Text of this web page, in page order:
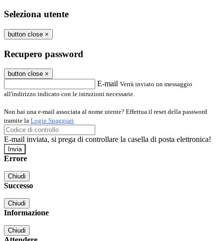
Seleziona utente
button close ×
Recupero password
button close ×
E-mail Verrà inviato un messaggio
all'indirizzo indicato con le istruzioni necessarie.
Non hai una e-mail associata al nome utente? Effettua il reset della password
tramite la Login Spaggiari
E-mail inviata, si prega di controllare la casella di posta elettronica!
Errore
Chiudi
Successo
Chiudi
Informazione
Chiudi